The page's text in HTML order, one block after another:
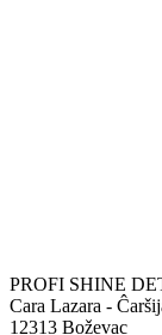
PROFI SHINE
Cara Lazara -
12313 Boževac